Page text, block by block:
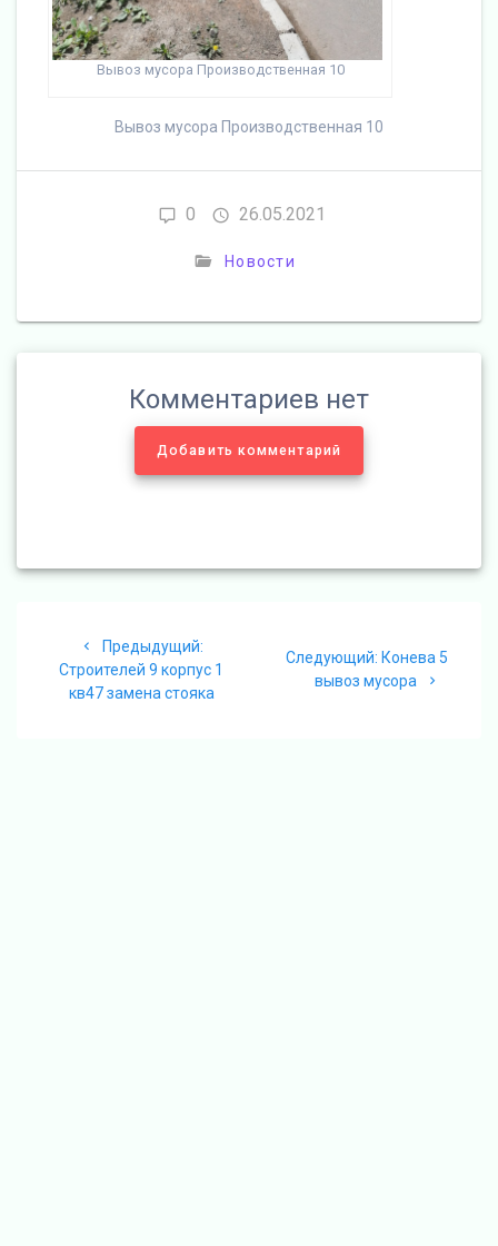
Вывоз мусора Производственная 10
Вывоз мусора Производственная 10
0 26.05.2021
Новости
Комментариев нет
Добавить комментарий
по
Предыдущий:
запись:
Строителей 9 корпус 1
кв47 замена стояка
Следующий: Следующая
запись:
Конева 5
вывоз мусора